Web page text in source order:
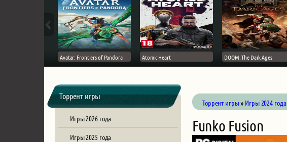
Avatar: Frontiers of Pandora Atomic Heart DOOM: The Dark Ages
Торрент игры
Игры 2026 года
Игры 2025 года
Торрент игры» Игры 2024 года
Funko Fusion